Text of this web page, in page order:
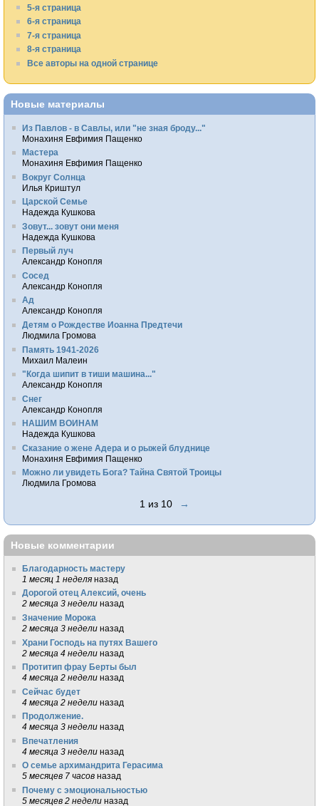
5-я страница
6-я страница
7-я страница
8-я страница
Все авторы на одной странице
Новые материалы
Из Павлов - в Савлы, или "не зная броду..."
Монахиня Евфимия Пащенко
Мастера
Монахиня Евфимия Пащенко
Вокруг Солнца
Илья Криштул
Царской Семье
Надежда Кушкова
Зовут... зовут они меня
Надежда Кушкова
Первый луч
Александр Конопля
Сосед
Александр Конопля
Ад
Александр Конопля
Детям о Рождестве Иоанна Предтечи
Людмила Громова
Память 1941-2026
Михаил Малеин
"Когда шипит в тиши машина..."
Александр Конопля
Снег
Александр Конопля
НАШИМ ВОИНАМ
Надежда Кушкова
Сказание о жене Адера и о рыжей блуднице
Монахиня Евфимия Пащенко
Можно ли увидеть Бога? Тайна Святой Троицы
Людмила Громова
1 из 10 →
Новые комментарии
Благодарность мастеру
1 месяц 1 неделя назад
Дорогой отец Алексий, очень
2 месяца 3 недели назад
Значение Морока
2 месяца 3 недели назад
Храни Господь на путях Вашего
2 месяца 4 недели назад
Протитип фрау Берты был
4 месяца 2 недели назад
Сейчас будет
4 месяца 2 недели назад
Продолжение.
4 месяца 3 недели назад
Впечатления
4 месяца 3 недели назад
О семье архимандрита Герасима
5 месяцев 7 часов назад
Почему с эмоциональностью
5 месяцев 2 недели назад